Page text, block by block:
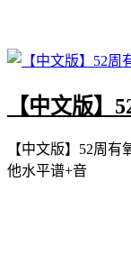
【中文版】
【中文版】52周
他水平谱+音